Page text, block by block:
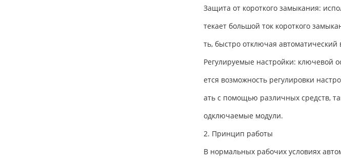
Защита от короткого замыкания:
текает большой ток короткого
ть, быстро отключая
Регулируемые настройки: ключевой
ется возможность регулировки
ать с помощью различных средств,
одключаемые модули.
2. Принцип работы
В нормальных рабочих условиях